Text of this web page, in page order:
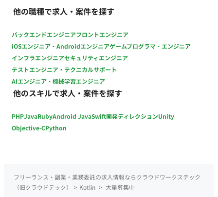
Swift（iOS）、Kotlin（Android） アーキテクチャ： MVVM、
Clean Architectureなど UIフレームワーク：
Compose/Jetpack（Android） データベース：
CoreData（iOS）、Room（Android）、Realm 非同期処理：
Swift Concurrency/Combine（iOS）、Kotlin
Coroutines（Android） API： GraphQL（Apollo
Client）/REST CI/CD： CircleCI、GitHub Actions、fastlane、
Dangerなど その他ツール・ライブラリ：
ktlint/Spotless/Dagger Hiltなど（Android） 外部サービス：
Firebase、Figma、Miro、Asanaなど ソースコード管理：
他の職種で求人・案件を探す
バックエンドエンジニアフロントエンジニア
iOSエンジニア・Androidエンジニアゲームプログラマ・エンジニア
インフラエンジニアセキュリティエンジニア
テストエンジニア・テクニカルサポート
AIエンジニア・機械学習エンジニア
他のスキルで求人・案件を探す
PHPJavaRubyAndroid JavaSwift開発ディレクションUnity
Objective-CPython
フリーランス・副業・業務委託の求人情報ならクラウドワークステック
（旧クラウドテック）
> Kotlin > 大量募集中